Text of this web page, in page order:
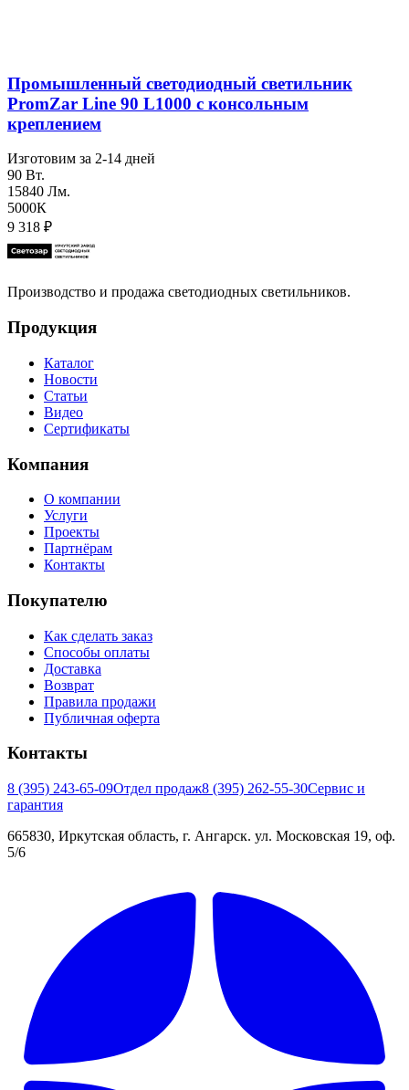
Промышленный светодиодный светильник
PromZar Line 90 L1000 с консольным
креплением
Изготовим за 2-14 дней
90 Вт.
15840 Лм.
5000К
9 318 ₽
Производство и продажа светодиодных светильников.
Продукция
Каталог
Новости
Статьи
Видео
Сертификаты
Компания
О компании
Услуги
Проекты
Партнёрам
Контакты
Покупателю
Как сделать заказ
Способы оплаты
Доставка
Возврат
Правила продажи
Публичная оферта
Контакты
8 (395) 243-65-09Отдел продаж8 (395) 262-55-30Сервис и
гарантия
665830, Иркутская область, г. Ангарск. ул. Московская 19, оф.
5/6